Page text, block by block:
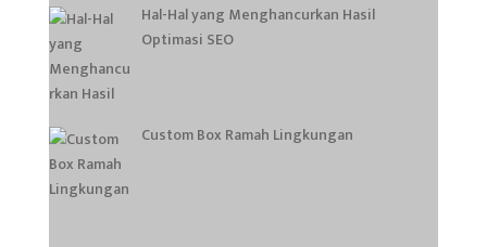
Hal-Hal yang Menghancurkan Hasil
Optimasi SEO
Custom Box Ramah Lingkungan